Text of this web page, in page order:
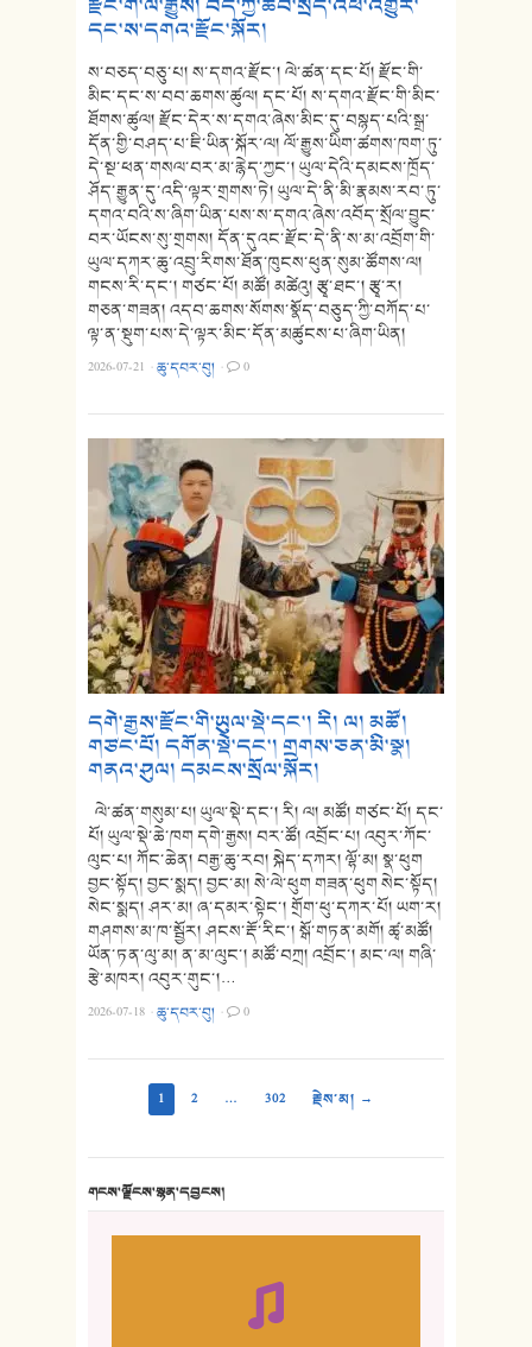
དང་ས་དགའ་རྫོང་སྐོར།
ས་བཅད་བཅུ་པ། ས་དགའ་རྫོང་། ལེ་ཚན་དང་པོ། རྫོང་གི་
མིང་དང་ས་བབ་ཆགས་ཚུལ། དང་པོ། ས་དགའ་རྫོང་གི་མིང་
ཐོགས་ཚུལ། རྫོང་དེར་ས་དགའ་ཞེས་མིང་དུ་བསྙད་པའི་སྒྲ་
དོན་གྱི་བཤད་པ་ཇི་ཡིན་སྐོར་ལ། ལོ་རྒྱུས་ཡིག་ཚགས་ཁག་ཏུ་
དེ་སྔ་ཕན་གསལ་བར་མ་རྙེད་ཀྱང་། ཡུལ་དེའི་དམངས་ཁྲོད་
ཤོད་རྒྱུན་དུ་འདི་ལྟར་གྲགས་ཏེ། ཡུལ་དེ་ནི་མི་རྣམས་རབ་ཏུ་
དགའ་བའི་ས་ཞིག་ཡིན་པས་ས་དགའ་ཞེས་འབོད་སྲོལ་བྱུང་
བར་ཡོངས་སུ་གྲགས། དོན་དུའང་རྫོང་དེ་ནི་ས་མ་འབྲོག་གི་
ཡུལ་དཀར་ཆུ་འབྲུ་རིགས་ཐོན་ཁུངས་ཕུན་སུམ་ཚོགས་ལ།
གངས་རི་དང་། གཙང་པོ། མཚོ། མཚེའུ། རྩྭ་ཐང་། རྩྭ་ར།
གཅན་གཟན། འདབ་ཆགས་སོགས་སྣོད་བཅུད་ཀྱི་བཀོད་པ་
ལྟ་ན་སྡུག་པས་དེ་ལྟར་མིང་དོན་མཚུངས་པ་ཞིག་ཡིན།
2026-07-21 ·ཆུ་དབར་བུ། · 0
དགེ་རྒྱས་རྫོང་གི་ཡུལ་སྡེ་དང་། རི། ལ། མཚོ།
གཙང་པོ། དགོན་སྡེ་དང་། གྲགས་ཅན་མི་སྣ།
གནའ་ཤུལ། དམངས་སྲོལ་སྐོར།
ལེ་ཚན་གསུམ་པ། ཡུལ་སྡེ་དང་། རི། ལ། མཚོ། གཙང་པོ། དང་
པོ། ཡུལ་སྡེ་ཆེ་ཁག དགེ་རྒྱས། བར་ཚོ། འབྲོང་པ། འབུར་ཀོང་
ལུང་པ། ཀོང་ཆེན། བརྒྱ་ཆུ་རབ། སྐེད་དཀར། ལྷོ་མ། སྣ་ཕུག
བྱང་སྟོད། བྱང་སྨད། བྱང་མ། སེ་ལེ་ཕུག གཟན་ཕུག སེང་སྟོད།
སེང་སྨད། ཤར་མ། ཞ་དམར་སྟེང་། གྲོག་ཕུ་དཀར་པོ། ཡག་ར།
གཤགས་མ་ཁ་སྦྱོར། ཤངས་རྡོ་རིང་། སྒོ་གཏན་མགོ། ཚྭ་མཚོ།
ཡོན་ཏན་ལུ་མ། ན་མ་ལུང་། མཚོ་བཀྲ། འབྲོང་། མང་ལ། གཞི་
རྩེ་མཁར། འབུར་གུང་།…
2026-07-18 ·ཆུ་དབར་བུ། · 0
1 2 … 302 རྗེས་མ། →
གངས་ལྗོངས་སྙན་དབྱངས།